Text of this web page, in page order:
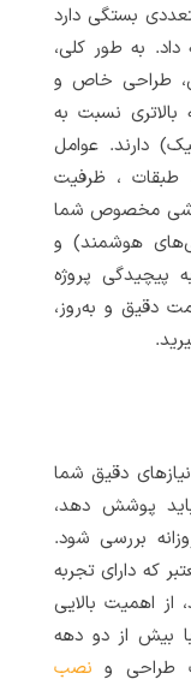
بستگی دارد
به طور کلی،
طراحی خاص و
نسبت به
دارند. عوامل
طبقات ، ظرفیت
مخصوص شما
هوشمند) و
پروژه
دقیق و به‌روز،
دقیق شما
پوشش دهد،
بررسی شود.
که دارای تجربه
از اهمیت بالایی
بیش از دو دهه
طراحی و نصب